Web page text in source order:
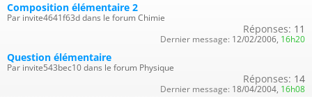
Composition élémentaire 2
Par invite4641f63d dans le forum Chimie
Réponses: 11
Dernier message: 12/02/2006, 16h20
Question élémentaire
Par invite543bec10 dans le forum Physique
Réponses: 14
Dernier message: 18/04/2004, 16h08